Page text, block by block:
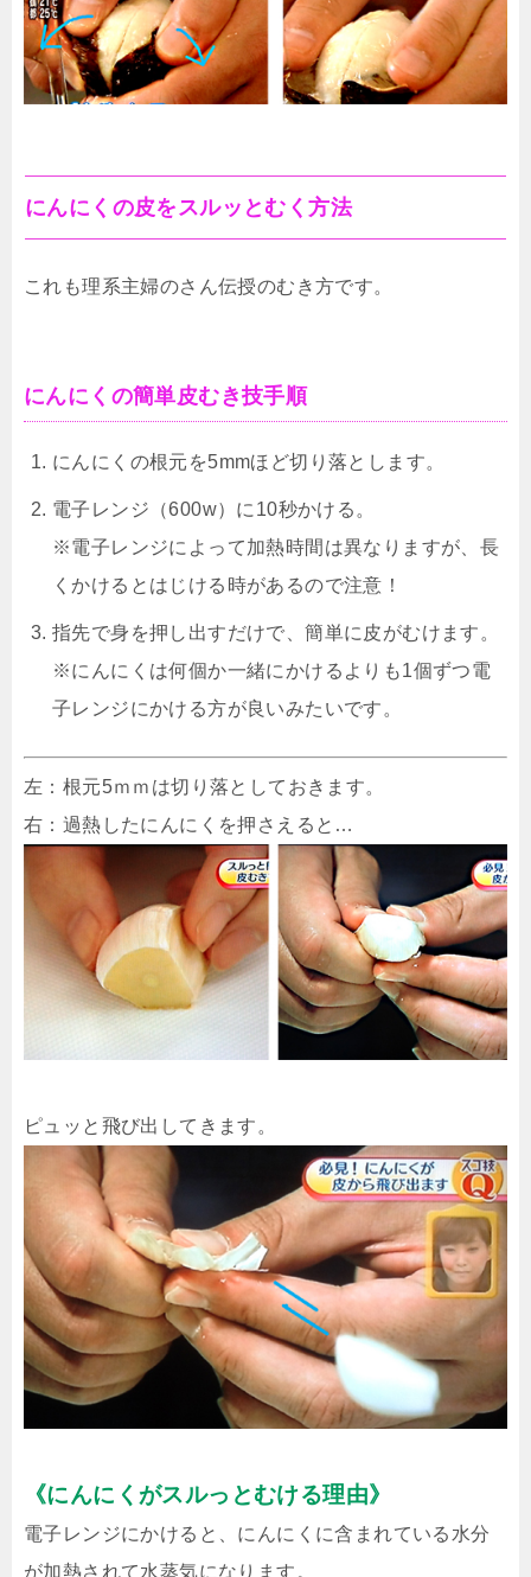
にんにくの皮をスルッとむく方法
これも理系主婦のさん伝授のむき方です。
にんにくの簡単皮むき技手順
にんにくの根元を5mmほど切り落とします。
電子レンジ（600w）に10秒かける。
※電子レンジによって加熱時間は異なりますが、長
くかけるとはじける時があるので注意！
指先で身を押し出すだけで、簡単に皮がむけます。
※にんにくは何個か一緒にかけるよりも1個ずつ電
子レンジにかける方が良いみたいです。
左：根元5ｍｍは切り落としておきます。
右：過熱したにんにくを押さえると…
ピュッと飛び出してきます。
《にんにくがスルっとむける理由》
電子レンジにかけると、にんにくに含まれている水分
が加熱されて水蒸気になります。